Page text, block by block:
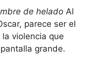
de helado Al
parece ser el
violencia que
grande.